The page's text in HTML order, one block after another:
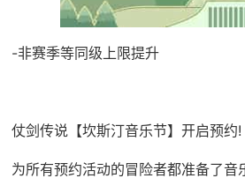
-非赛季等同级上限提升
仗剑传说【坎斯汀音乐节】开启预约!
为所有预约活动的冒险者都准备了音